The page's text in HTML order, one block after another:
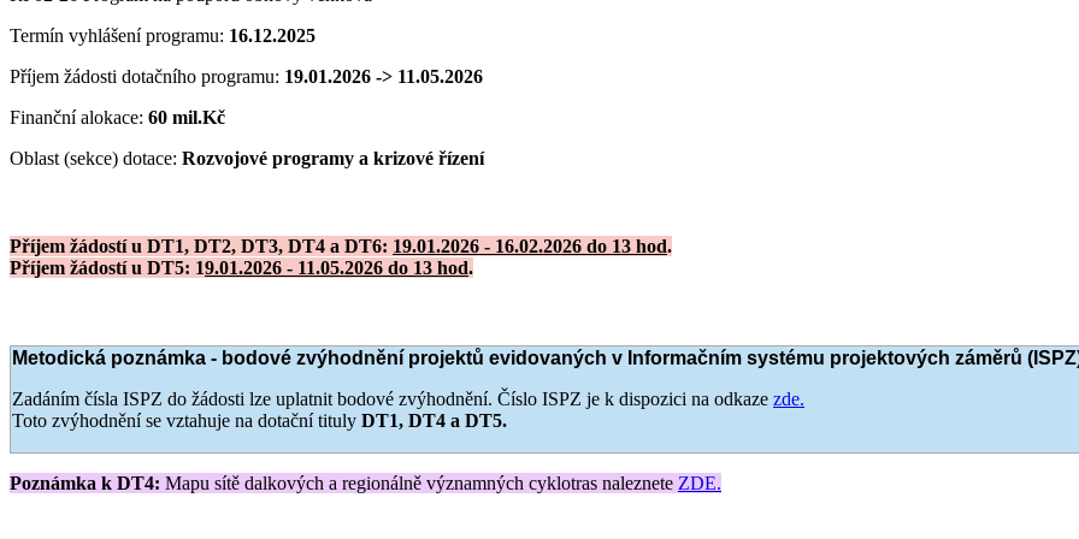
Termín vyhlášení programu: 16.12.2025
Příjem žádosti dotačního programu: 19.01.2026 -> 11.05.2026
Finanční alokace: 60 mil.Kč
Oblast (sekce) dotace: Rozvojové programy a krizové řízení
Příjem žádostí u DT1, DT2, DT3, DT4 a DT6: 19.01.2026 - 16.02.2026 do 13 hod.
Příjem žádostí u DT5: 19.01.2026 - 11.05.2026 do 13 hod.
Metodická poznámka - bodové zvýhodnění projektů evidovaných v Informačním systému projektových záměrů
Zadáním čísla ISPZ do žádosti lze uplatnit bodové zvýhodnění. Číslo ISPZ je k dispozici na odkaze zde.
Toto zvýhodnění se vztahuje na dotační tituly DT1, DT4 a DT5.
Poznámka k DT4: Mapu sítě dalkových a regionálně významných cyklotras naleznete ZDE.